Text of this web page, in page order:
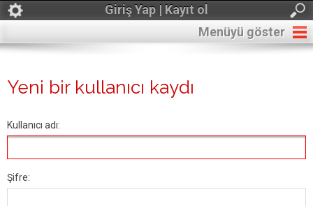
Giriş Yap | Kayıt ol
Menüyü göster
Yeni bir kullanıcı kaydı
Kullanıcı adı:
Şifre: